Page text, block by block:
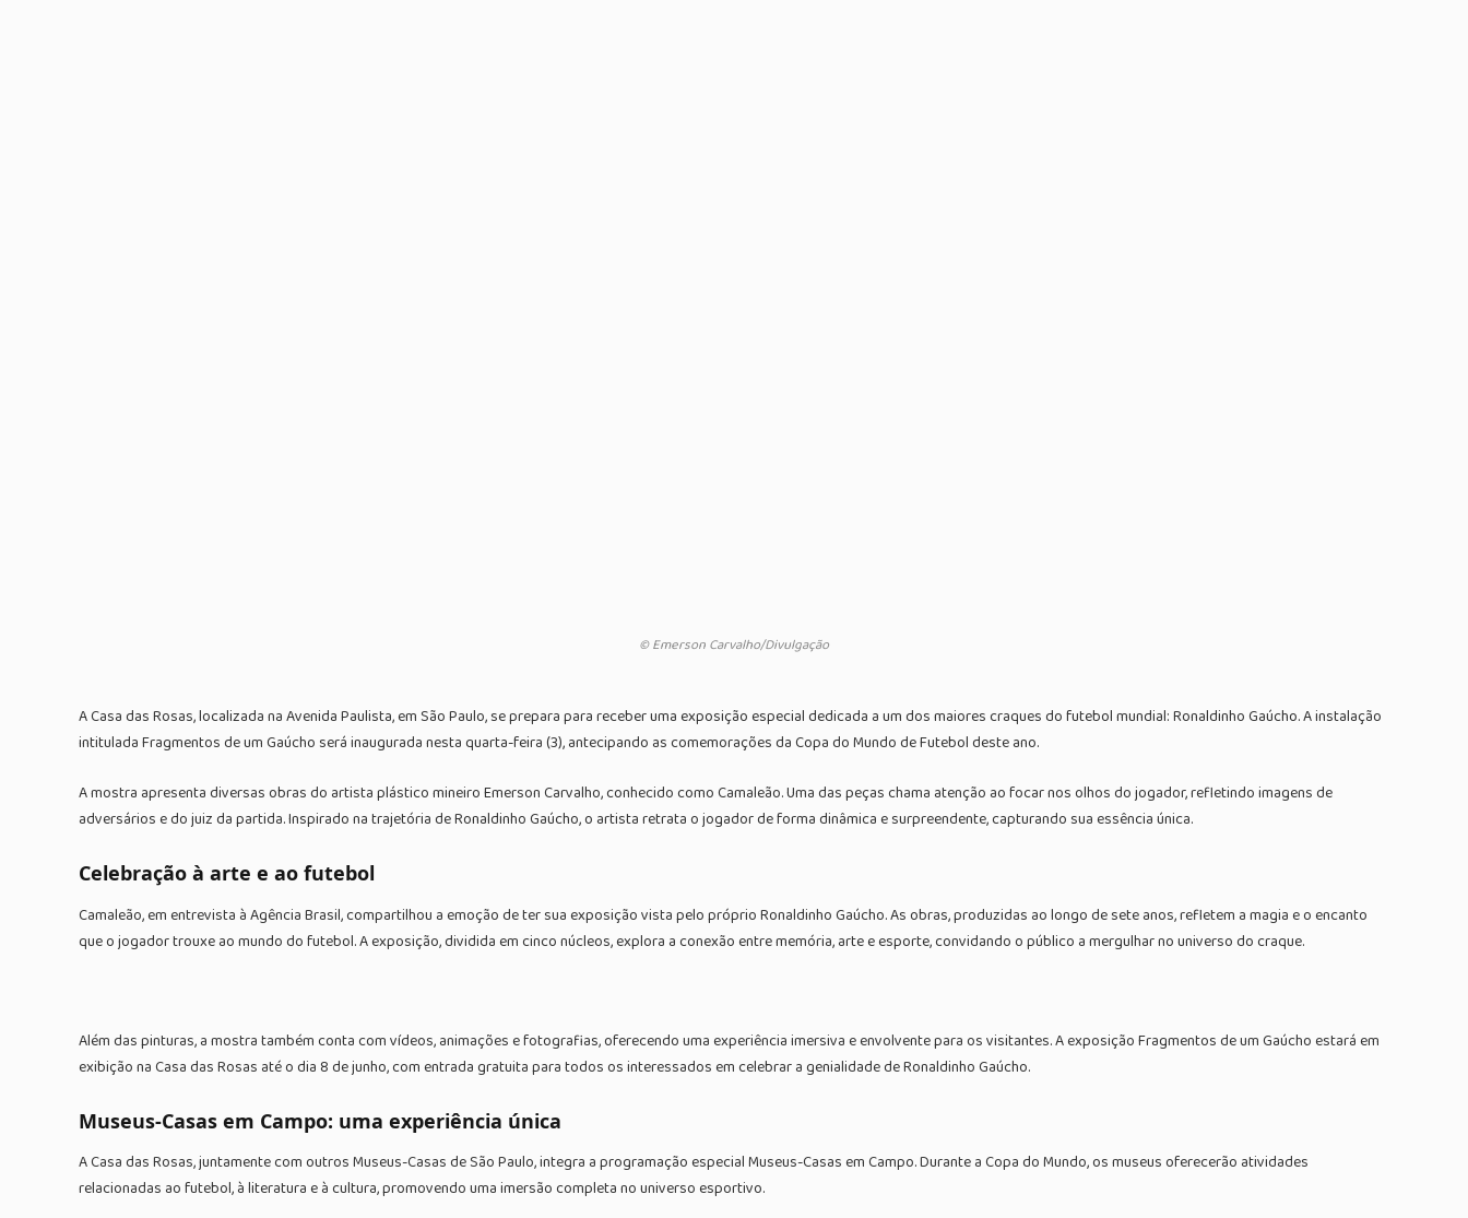
© Emerson Carvalho/Divulgação
A Casa das Rosas, localizada na Avenida Paulista, em São Paulo, se prepara para receber uma exposição especial dedicada a um dos maiores craques do futebol mundial: Ronaldinho Gaúcho. A instalação
intitulada Fragmentos de um Gaúcho será inaugurada nesta quarta-feira (3), antecipando as comemorações da Copa do Mundo de Futebol deste ano.
A mostra apresenta diversas obras do artista plástico mineiro Emerson Carvalho, conhecido como Camaleão. Uma das peças chama atenção ao focar nos olhos do jogador, refletindo imagens de
adversários e do juiz da partida. Inspirado na trajetória de Ronaldinho Gaúcho, o artista retrata o jogador de forma dinâmica e surpreendente, capturando sua essência única.
Celebração à arte e ao futebol
Camaleão, em entrevista à Agência Brasil, compartilhou a emoção de ter sua exposição vista pelo próprio Ronaldinho Gaúcho. As obras, produzidas ao longo de sete anos, refletem a magia e o encanto
que o jogador trouxe ao mundo do futebol. A exposição, dividida em cinco núcleos, explora a conexão entre memória, arte e esporte, convidando o público a mergulhar no universo do craque.
Além das pinturas, a mostra também conta com vídeos, animações e fotografias, oferecendo uma experiência imersiva e envolvente para os visitantes. A exposição Fragmentos de um Gaúcho estará em
exibição na Casa das Rosas até o dia 8 de junho, com entrada gratuita para todos os interessados em celebrar a genialidade de Ronaldinho Gaúcho.
Museus-Casas em Campo: uma experiência única
A Casa das Rosas, juntamente com outros Museus-Casas de São Paulo, integra a programação especial Museus-Casas em Campo. Durante a Copa do Mundo, os museus oferecerão atividades
relacionadas ao futebol, à literatura e à cultura, promovendo uma imersão completa no universo esportivo.